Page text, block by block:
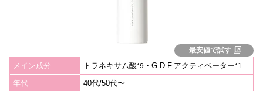
最安値で試す
メイン成分 トラネキサム酸*9 ・G.D.F.アクティベーター*1
年代
40代/50代〜